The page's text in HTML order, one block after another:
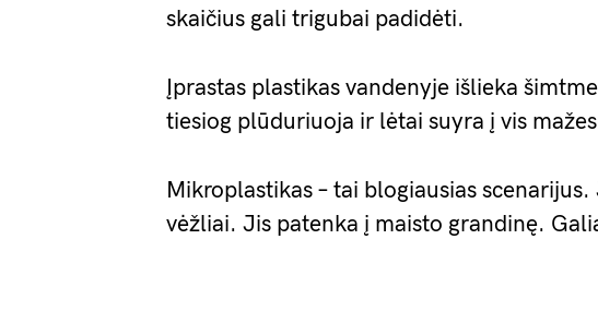
skaičius gali trigubai padidėti.
Įprastas plastikas vandenyje išlieka
tiesiog plūduriuoja ir lėtai suyra į vis
Mikroplastikas – tai blogiausias
vėžliai. Jis patenka į maisto grandinę.